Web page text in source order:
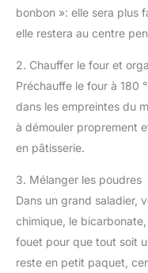
bonbon »: elle sera plus
elle restera au centre
2. Chauffer le four et
Préchauffe le four à 180
dans les empreintes du
à démouler proprement
en pâtisserie.
3. Mélanger les poudres
Dans un grand saladier,
chimique, le
fouet pour que tout soit
reste en petit paquet,